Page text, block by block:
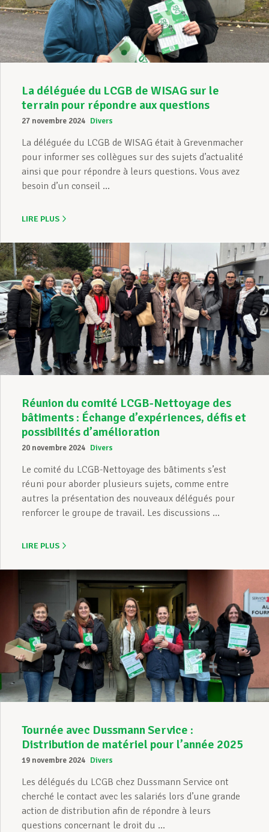
Assistance en vie privée
Devenir Membre
Actualités
La déléguée du LCGB de WISAG sur le
terrain pour répondre aux questions
27 novembre 2024 Divers
La déléguée du LCGB de WISAG était à Grevenmacher
pour informer ses collègues sur des sujets d’actualité
ainsi que pour répondre à leurs questions. Vous avez
besoin d’un conseil ...
LIRE PLUS
Réunion du comité LCGB-Nettoyage des
bâtiments : Échange d’expériences, défis et
possibilités d’amélioration
20 novembre 2024 Divers
Le comité du LCGB-Nettoyage des bâtiments s’est
réuni pour aborder plusieurs sujets, comme entre
autres la présentation des nouveaux délégués pour
renforcer le groupe de travail. Les discussions ...
LIRE PLUS
Tournée avec Dussmann Service :
Distribution de matériel pour l’année 2025
19 novembre 2024 Divers
Les délégués du LCGB chez Dussmann Service ont
cherché le contact avec les salariés lors d’une grande
action de distribution afin de répondre à leurs
questions concernant le droit du ...